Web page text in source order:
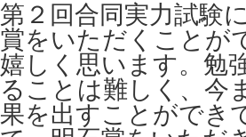
第２回合同実力試験
賞をいただくことが
嬉しく思います。勉
ることは難しく、今
果を出すことができ